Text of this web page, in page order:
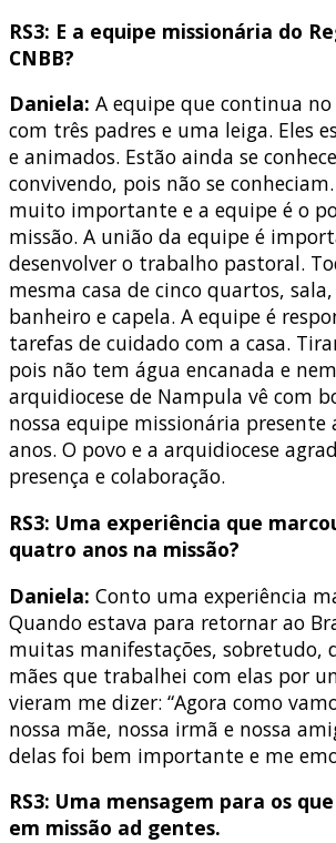
RS3: E a equipe missionária do
CNBB?
Daniela: A equipe que continua
com três padres e uma leiga. Eles
e animados. Estão ainda se
convivendo, pois não se
muito importante e a equipe é o
missão. A união da equipe é
desenvolver o trabalho pastoral.
mesma casa de cinco quartos,
banheiro e capela. A equipe é
tarefas de cuidado com a casa.
pois não tem água encanada e
arquidiocese de Nampula vê com
nossa equipe missionária presente
anos. O povo e a arquidiocese
presença e colaboração.
RS3: Uma experiência que
quatro anos na missão?
Daniela: Conto uma experiência
Quando estava para retornar ao
muitas manifestações, sobretudo,
mães que trabalhei com elas por
vieram me dizer: “Agora como
nossa mãe, nossa irmã e nossa
delas foi bem importante e me
RS3: Uma mensagem para os
em missão ad gentes.